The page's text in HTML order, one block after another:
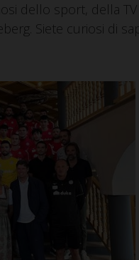
dello sport, della
Siete curiosi di